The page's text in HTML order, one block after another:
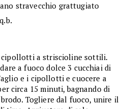
stravecchio grattugiato
a striscioline sottili.
a fuoco dolce 3 cucchiai di
e i cipollotti e cuocere a
circa 15 minuti, bagnando di
Togliere dal fuoco, unire il